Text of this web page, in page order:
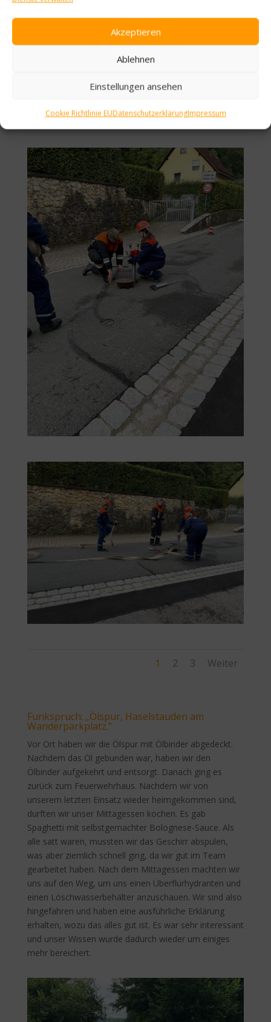
Akzeptieren
Ablehnen
Einstellungen ansehen
Cookie Richtlinie EUDatenschutzerklärungImpressum
1 2 3 Weiter
Funkspruch: „Ölspur, Haselstauden am
Wanderparkplatz.“
Vor Ort haben wir die Ölspur mit Ölbinder abgedeckt.
Nachdem das Öl gebunden war, haben wir den
Ölbinder aufgekehrt und entsorgt. Danach ging es
zurück zum Feuerwehrhaus. Nachdem wir von
unserem letzten Einsatz wieder heimgekommen sind,
durften wir unser Mittagessen kochen. Es gab
Spaghetti mit selbstgemachter Bolognese-Sauce. Als
alle satt waren, mussten wir das Geschirr abspülen,
was aber ziemlich schnell ging, da wir gut im Team
gearbeitet haben. Nach dem Mittagessen machten wir
uns auf den Weg, um uns einen Überflurhydranten und
einen Löschwasserbehälter anzuschauen. Wir sind also
hingefahren und haben eine ausführliche Erklärung
erhalten, wozu das alles gut ist. Es war sehr interessant
und unser Wissen wurde dadurch wieder um einiges
mehr bereichert.